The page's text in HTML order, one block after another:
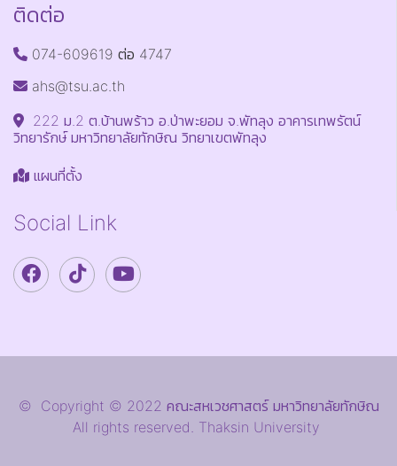
ติดต่อ
074-609619 ต่อ 4747
ahs@tsu.ac.th
222 ม.2 ต.บ้านพร้าว อ.ป่าพะยอม จ.พัทลุง อาคารเทพรัตน์
วิทยารักษ์ มหาวิทยาลัยทักษิณ วิทยาเขตพัทลุง
แผนที่ตั้ง
Social Link
© Copyright © 2022 คณะสหเวชศาสตร์ มหาวิทยาลัยทักษิณ
All rights reserved. Thaksin University